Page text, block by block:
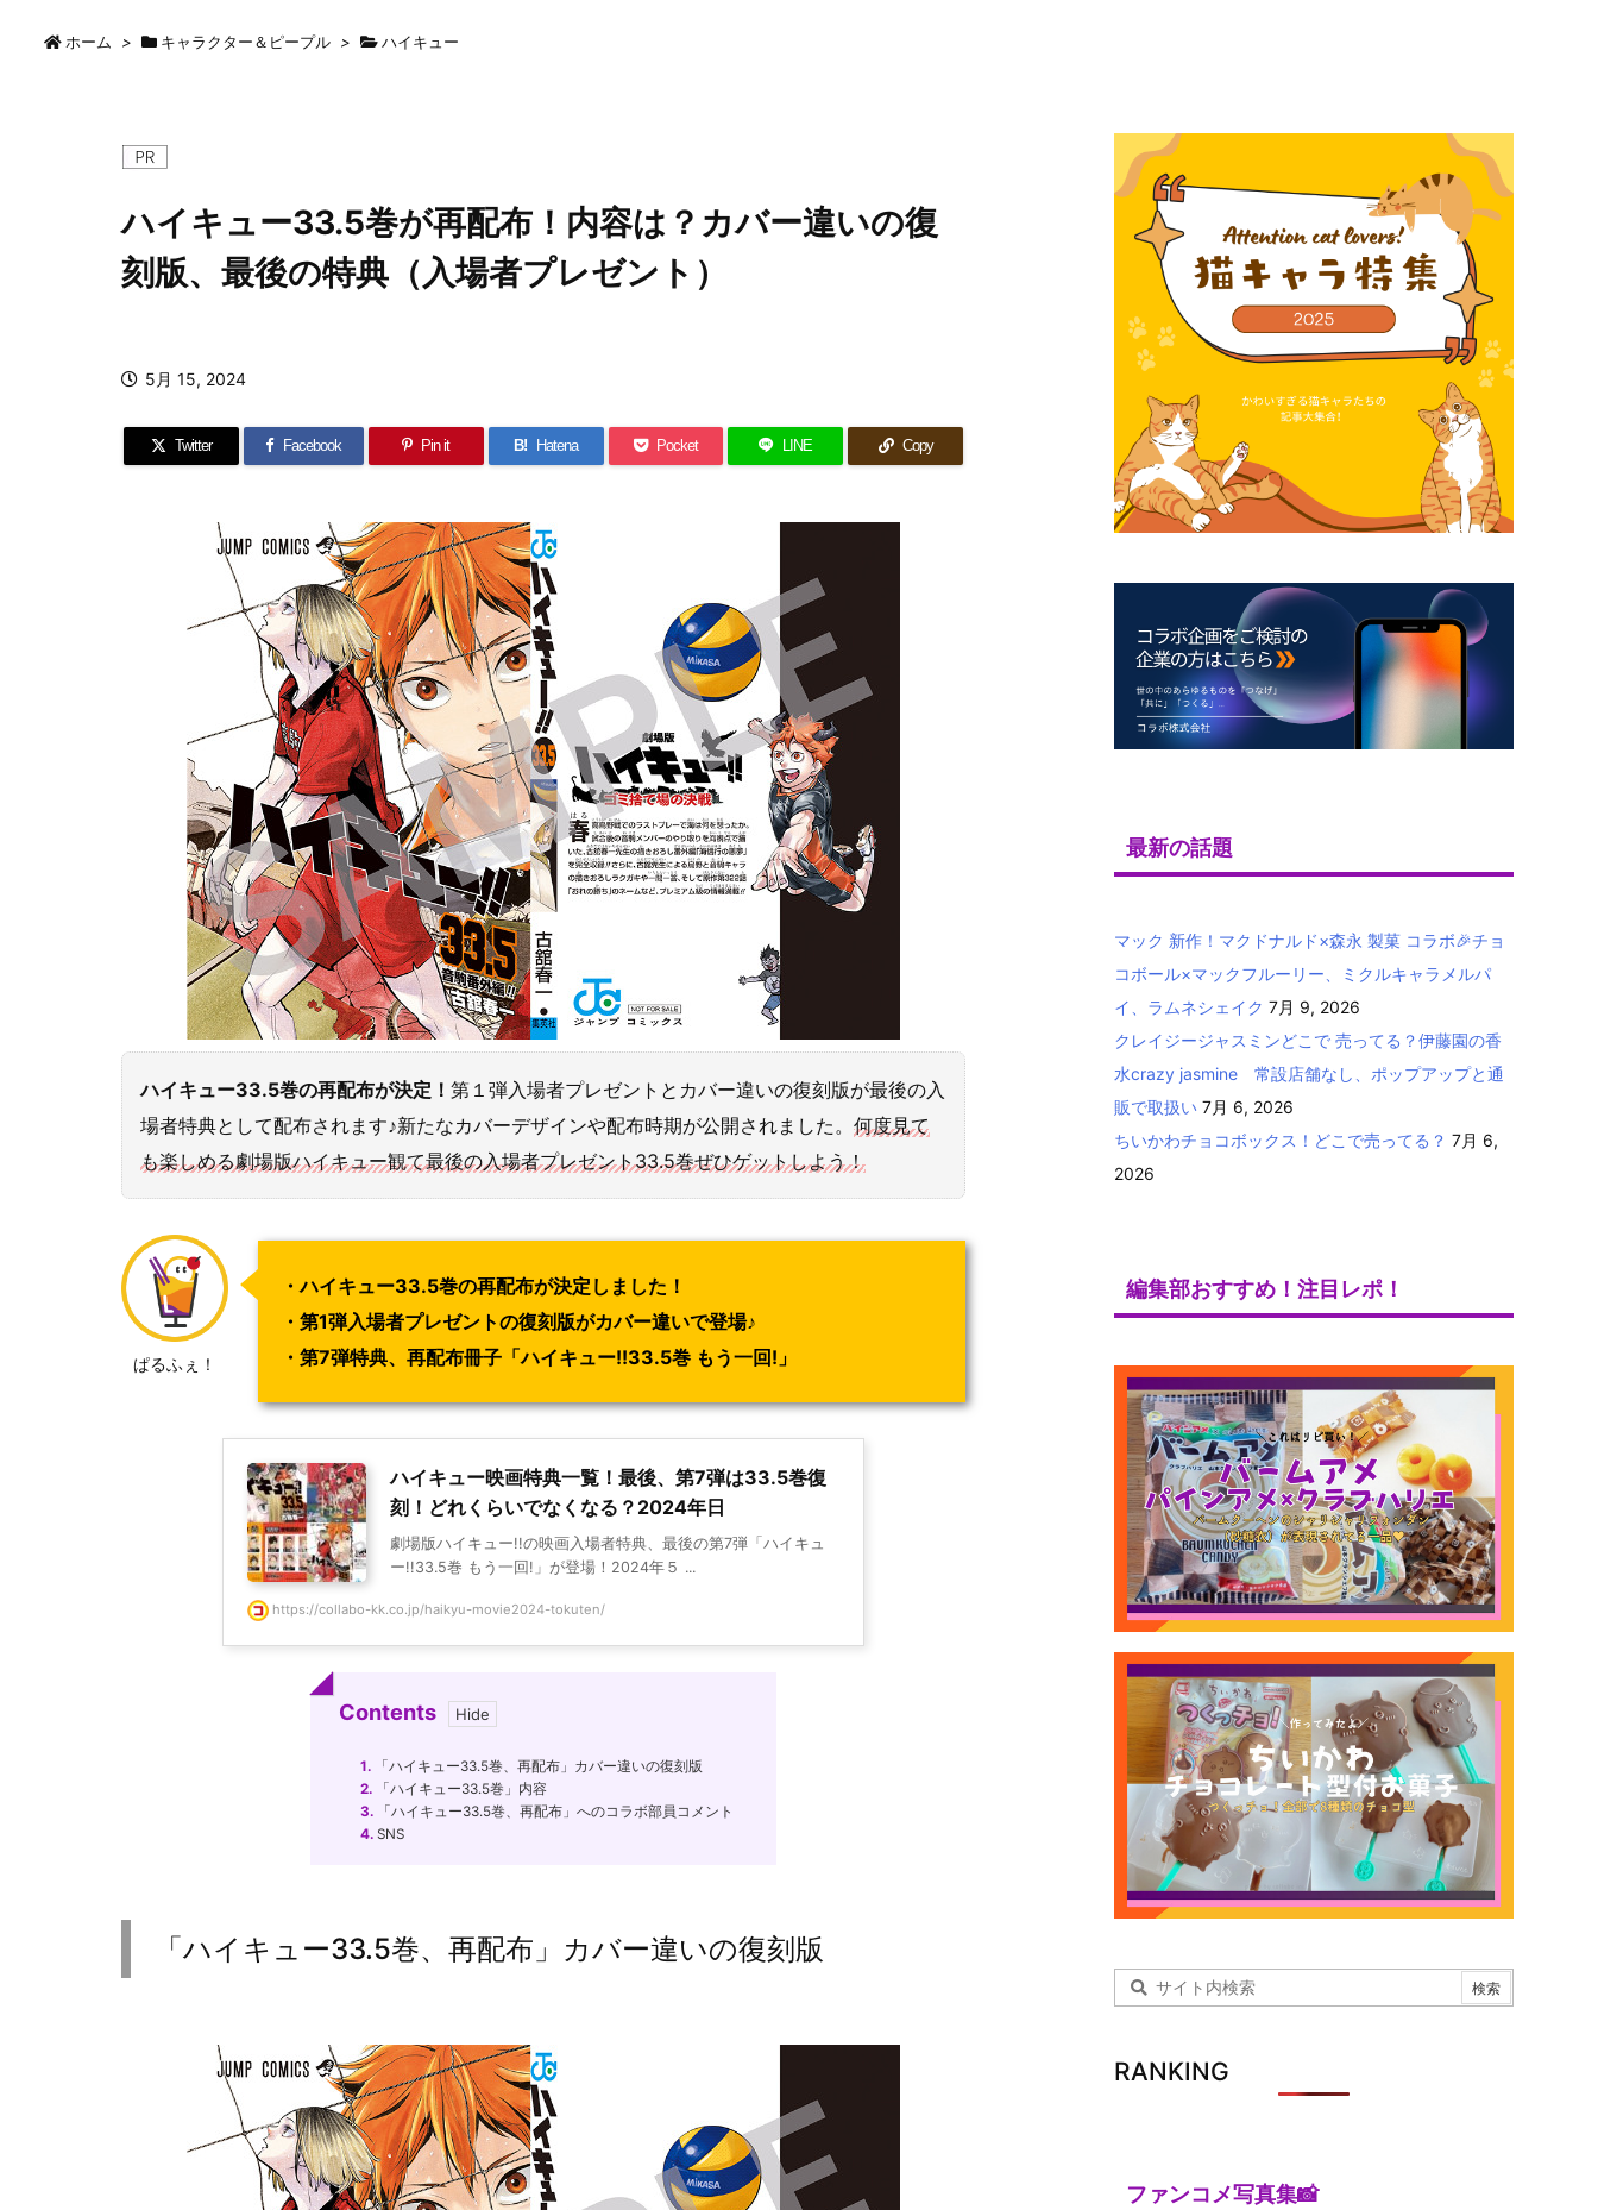
ホーム > キャラクター＆ピープル > ハイキュー
ハイキュー33.5巻が再配布！内容は？カバー違いの復
刻版、最後の特典（入場者プレゼント）
5月 15, 2024
Twitter Facebook Pin it B! Hatena Pocket LINE Copy
ハイキュー33.5巻の再配布が決定！ 第１弾入場者プレゼントとカバー違いの復刻版が最後の入
場者特典として配布されます♪新たなカバーデザインや配布時期が公開されました。 何度見て
も楽しめる劇場版ハイキュー観て最後の入場者プレゼント33.5巻ぜひゲットしよう！
ぱるふぇ！
・ハイキュー33.5巻の再配布が決定しました！
・第1弾入場者プレゼントの復刻版がカバー違いで登場♪
・第7弾特典、再配布冊子「ハイキュー!!33.5巻 もう一回!」
ハイキュー映画特典一覧！最後、第7弾は33.5巻復
刻！どれくらいでなくなる？2024年日
劇場版ハイキュー!!の映画入場者特典、最後の第7弾「ハイキュ
ー!!33.5巻 もう一回!」が登場！2024年５ ...
https://collabo-kk.co.jp/haikyu-movie2024-tokuten/
Contents
1. 「ハイキュー33.5巻、再配布」カバー違いの復刻版
2. 「ハイキュー33.5巻」内容
3. 「ハイキュー33.5巻、再配布」へのコラボ部員コメント
4. SNS
「ハイキュー33.5巻、再配布」カバー違いの復刻版
最新の話題
マック 新作！マクドナルド×森永 製菓 コラボ🎉チョ
コボール×マックフルーリー、ミクルキャラメルパ
イ、ラムネシェイク 7月 9, 2026
クレイジージャスミンどこで 売ってる？伊藤園の香
水crazy jasmine 常設店舗なし、ポップアップと通
販で取扱い 7月 6, 2026
ちいかわチョコボックス！どこで売ってる？ 7月 6,
2026
編集部おすすめ！注目レポ！
RANKING
ファンコメ写真集📸